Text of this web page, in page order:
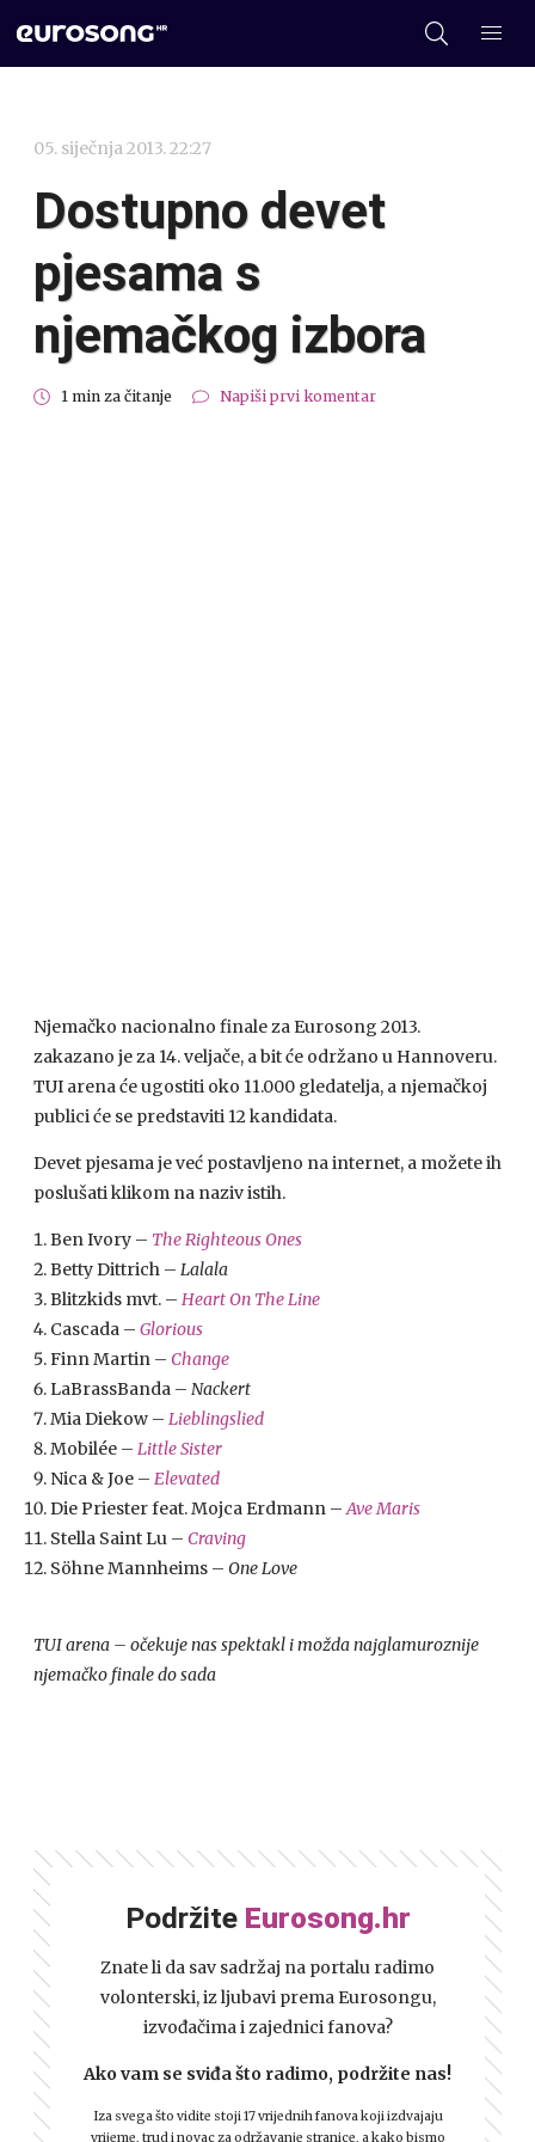
05. siječnja 2013. 22:27
Dostupno devet
pjesama s
njemačkog izbora
1 min za čitanje Napiši prvi komentar
Njemačko nacionalno finale za Eurosong 2013.
zakazano je za 14. veljače, a bit će održano u Hannoveru.
TUI arena će ugostiti oko 11.000 gledatelja, a njemačkoj
publici će se predstaviti 12 kandidata.
Devet pjesama je već postavljeno na internet, a možete ih
poslušati klikom na naziv istih.
Ben Ivory – The Righteous Ones
Betty Dittrich – Lalala
Blitzkids mvt. – Heart On The Line
Cascada – Glorious
Finn Martin – Change
LaBrassBanda – Nackert
Mia Diekow – Lieblingslied
Mobilée – Little Sister
Nica & Joe – Elevated
Die Priester feat. Mojca Erdmann –Ave Maris
Stella Saint Lu – Craving
Söhne Mannheims – One Love
TUI arena – očekuje nas spektakl i možda najglamuroznije
njemačko finale do sada
Podržite Eurosong.hr
Znate li da sav sadržaj na portalu radimo
volonterski, iz ljubavi prema Eurosongu,
izvođačima i zajednici fanova?
Ako vam se sviđa što radimo, podržite nas!
Iza svega što vidite stoji 17 vrijednih fanova koji izdvajaju
vrijeme, trud i novac za održavanje stranice, a kako bismo